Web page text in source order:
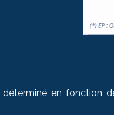
en fonction